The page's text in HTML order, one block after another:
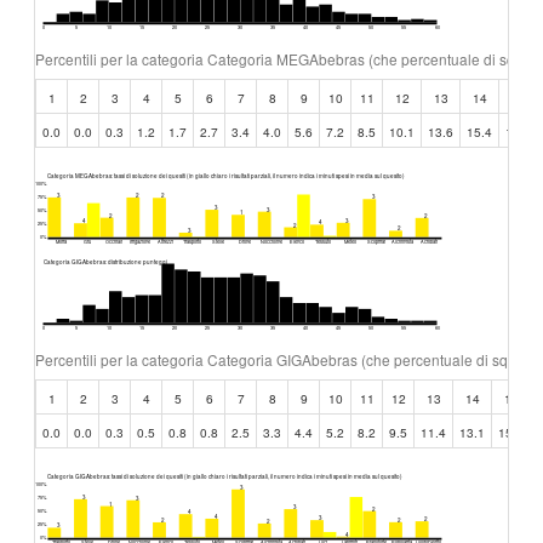
0 5 10 15 20 25 30 35 40 45 50 55 60
Percentili per la categoria Categoria MEGAbebras (che percentuale di
1 2 3 4 5 6 7 8 9 10 11 12 13 14
0.0
0.0 0.3 1.2 1.7 2.7 3.4 4.0 5.6 7.2 8.5 10.1 13.6 15.4 17.8
3
4
2
2 2
3
3
1 3
2 4 3
3
2
2
Morra Gru Occhiali Irrigazione Attrezzi Trasporto Stelle Drone Noccioline Elenco Tessuto Meteo Scoprirai Alchimista Acrobati
0%
25%
50%
75%
100%
Categoria MEGAbebras: tassi di soluzione dei quesiti (in giallo chiaro i risultati parziali, il numero indica i minuti spesi in media sul quesito)
0 5 10 15 20 25 30 35 40 45 50 55 60
Categoria GIGAbebras: distribuzione punteggi
Percentili per la categoria Categoria GIGAbebras (che percentuale di
1 2 3 4 5 6 7 8 9 10 11 12 13 14 15
0.0
0.0 0.3 0.5 0.8 0.8 2.5 3.3 4.4 5.2 8.2 9.5 11.4 13.1 15.0
3
3
1
3
2
4
4
3
2
3
3
4
2
2 2
0%
25%
50%
75%
100%
Categoria GIGAbebras: tassi di soluzione dei quesiti (in giallo chiaro i risultati parziali, il numero indica i minuti spesi in media sul quesito)